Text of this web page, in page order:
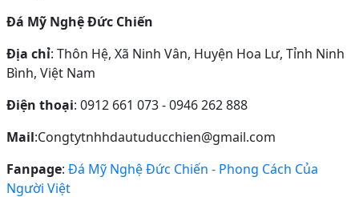
Đá Mỹ Nghệ Đức Chiến
Địa chỉ: Thôn Hệ, Xã Ninh Vân, Huyện Hoa Lư, Tỉnh Ninh
Bình, Việt Nam
Điện thoại: 0912 661 073 - 0946 262 888
Mail:Congtytnhhdautuducchien@gmail.com
Fanpage: Đá Mỹ Nghệ Đức Chiến - Phong Cách Của
Người Việt